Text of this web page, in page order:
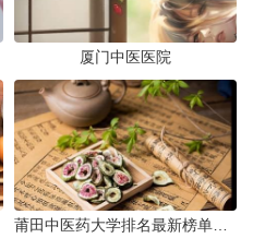
厦门中医医院